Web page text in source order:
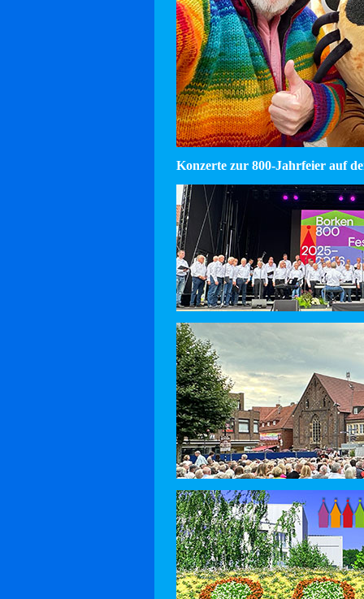
Konzerte zur 800-Jahrfeier auf